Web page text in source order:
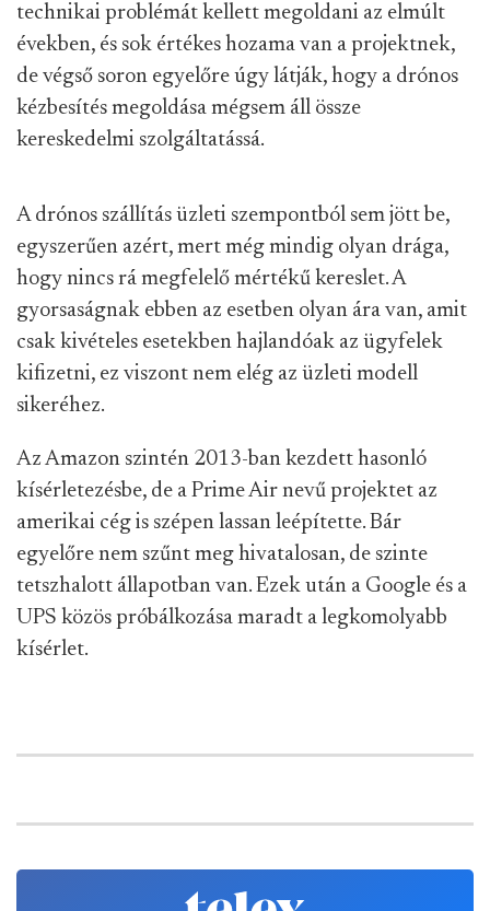
technikai problémát kellett megoldani az elmúlt
években, és sok értékes hozama van a projektnek,
de végső soron egyelőre úgy látják, hogy a drónos
kézbesítés megoldása mégsem áll össze
kereskedelmi szolgáltatássá.
A drónos szállítás üzleti szempontból sem jött be,
egyszerűen azért, mert még mindig olyan drága,
hogy nincs rá megfelelő mértékű kereslet. A
gyorsaságnak ebben az esetben olyan ára van, amit
csak kivételes esetekben hajlandóak az ügyfelek
kifizetni, ez viszont nem elég az üzleti modell
sikeréhez.
Az Amazon szintén 2013-ban kezdett hasonló
kísérletezésbe, de a Prime Air nevű projektet az
amerikai cég is szépen lassan leépítette. Bár
egyelőre nem szűnt meg hivatalosan, de szinte
tetszhalott állapotban van. Ezek után a Google és a
UPS közös próbálkozása maradt a legkomolyabb
kísérlet.